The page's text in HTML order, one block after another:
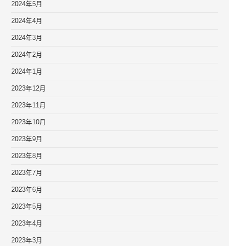
2024年5月
2024年4月
2024年3月
2024年2月
2024年1月
2023年12月
2023年11月
2023年10月
2023年9月
2023年8月
2023年7月
2023年6月
2023年5月
2023年4月
2023年3月